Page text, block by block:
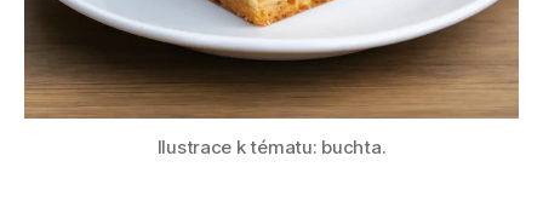
Ilustrace k tématu: buchta.